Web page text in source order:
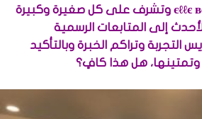
اليوم عليا تدير єℓℓє вєαυту وتشرف على كل صغيرة وكبيرة
إلى المتابعات الرسمية
التجربة وتراكم الخبرة وبالتأكيد
وتمتينها، هل هذا كافٍ؟